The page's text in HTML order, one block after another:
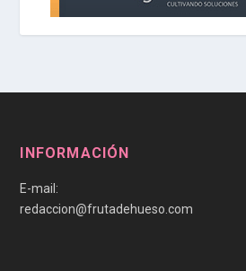
INFORMACIÓN
E-mail:
redaccion@frutadehueso.com